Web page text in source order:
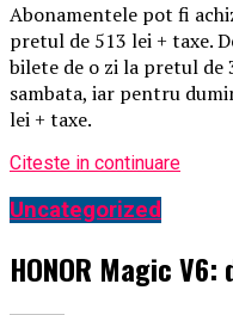
Abonamentele pot fi
pretul de 513 lei + taxe.
bilete de o zi la pretul de
sambata, iar pentru
lei + taxe.
Citeste in continuare
Uncategorized
HONOR Magic